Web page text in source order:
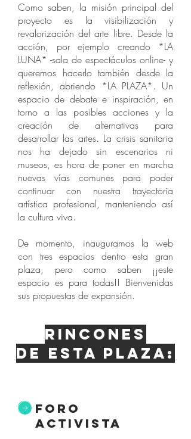
Rincones
de esta plaza:
Como saben, la misión principal del
proyecto es la visibilización y
revalorización del arte libre. Desde la
acción, por ejemplo creando *LA
LUNA* -sala de espectáculos online- y
queremos hacerlo también desde la
reflexión, abriendo *LA PLAZA*. Un
espacio de debate e inspiración, en
torno a las posibles acciones y la
creación de alternativas para
desarrollar las artes. La crisis sanitaria
nos ha dejado sin escenarios ni
museos, es hora de poner en marcha
nuevas vías comunes para poder
continuar con nuestra trayectoria
artística profesional, manteniendo así
la cultura viva.
De momento, inauguramos la web
con tres espacios dentro esta gran
plaza, pero como saben ¡¡este
espacio es para todas!! Bienvenidas
sus propuestas de expansión.
foro
activista